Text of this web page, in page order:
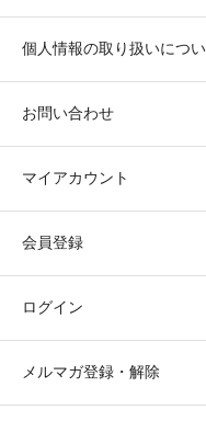
個人情報の取り扱いにつ
お問い合わせ
マイアカウント
会員登録
ログイン
メルマガ登録・解除